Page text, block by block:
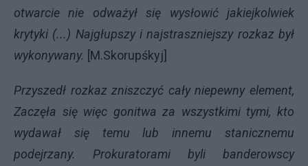
otwarcie nie odważył się wysłowić jakiejkolwiek
krytyki (...) Najgłupszy i najstraszniejszy rozkaz był
wykonywany. [M.Skorupśkyj]
Przyszedł rozkaz zniszczyć cały niepewny element,
Zaczęła się więc gonitwa za wszystkimi tymi, kto
wydawał się temu lub innemu stanicznemu
podejrzany. Prokuratorami byli banderowscy